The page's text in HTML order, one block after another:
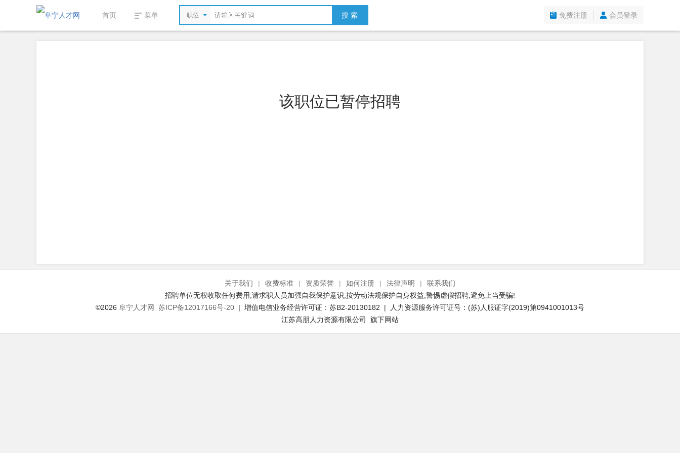
首页 菜单 职位 搜 索 免费注册 会员登录
该职位已暂停招聘
关于我们 | 收费标准 | 资质荣誉 | 如何注册 | 法律声明 |
联系我们
招聘单位无权收取任何费用,请求职人员加强自我保护意识,按劳动法规保护自身权益,警惕虚假招聘,避免上当受骗!
©2026 阜宁人才网 苏ICP备12017166号-20 | 增值电信业务经营许可证：苏B2-20130182 | 人力资源服务许可证号：(苏)人服证字(2019)第0941001013号
江苏高朋人力资源有限公司 旗下网站